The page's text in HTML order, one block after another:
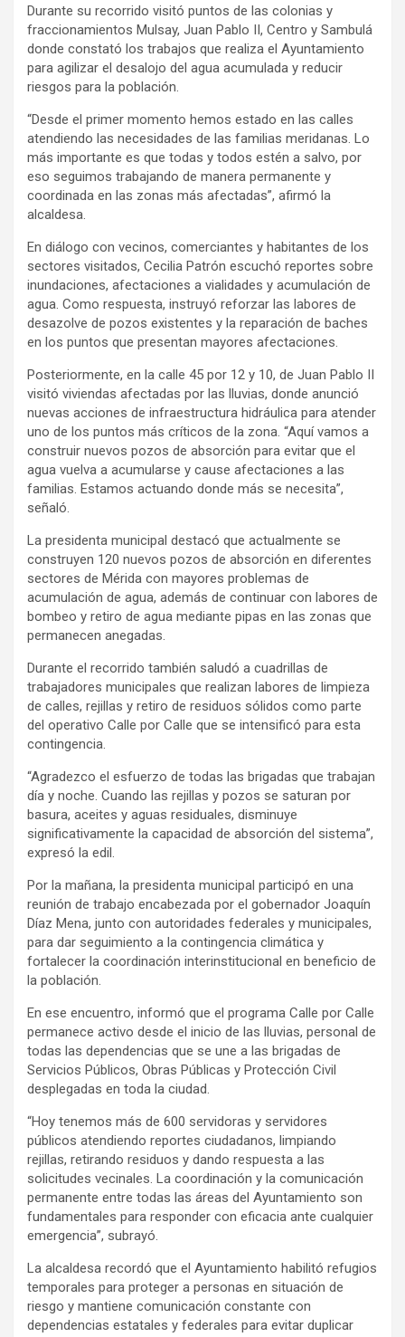
Durante su recorrido visitó puntos de las colonias y
fraccionamientos Mulsay, Juan Pablo II, Centro y Sambulá
donde constató los trabajos que realiza el Ayuntamiento
para agilizar el desalojo del agua acumulada y reducir
riesgos para la población.
“Desde el primer momento hemos estado en las calles
atendiendo las necesidades de las familias meridanas. Lo
más importante es que todas y todos estén a salvo, por
eso seguimos trabajando de manera permanente y
coordinada en las zonas más afectadas”, afirmó la
alcaldesa.
En diálogo con vecinos, comerciantes y habitantes de los
sectores visitados, Cecilia Patrón escuchó reportes sobre
inundaciones, afectaciones a vialidades y acumulación de
agua. Como respuesta, instruyó reforzar las labores de
desazolve de pozos existentes y la reparación de baches
en los puntos que presentan mayores afectaciones.
Posteriormente, en la calle 45 por 12 y 10, de Juan Pablo II
visitó viviendas afectadas por las lluvias, donde anunció
nuevas acciones de infraestructura hidráulica para atender
uno de los puntos más críticos de la zona. “Aquí vamos a
construir nuevos pozos de absorción para evitar que el
agua vuelva a acumularse y cause afectaciones a las
familias. Estamos actuando donde más se necesita”,
señaló.
La presidenta municipal destacó que actualmente se
construyen 120 nuevos pozos de absorción en diferentes
sectores de Mérida con mayores problemas de
acumulación de agua, además de continuar con labores de
bombeo y retiro de agua mediante pipas en las zonas que
permanecen anegadas.
Durante el recorrido también saludó a cuadrillas de
trabajadores municipales que realizan labores de limpieza
de calles, rejillas y retiro de residuos sólidos como parte
del operativo Calle por Calle que se intensificó para esta
contingencia.
“Agradezco el esfuerzo de todas las brigadas que trabajan
día y noche. Cuando las rejillas y pozos se saturan por
basura, aceites y aguas residuales, disminuye
significativamente la capacidad de absorción del sistema”,
expresó la edil.
Por la mañana, la presidenta municipal participó en una
reunión de trabajo encabezada por el gobernador Joaquín
Díaz Mena, junto con autoridades federales y municipales,
para dar seguimiento a la contingencia climática y
fortalecer la coordinación interinstitucional en beneficio de
la población.
En ese encuentro, informó que el programa Calle por Calle
permanece activo desde el inicio de las lluvias, personal de
todas las dependencias que se une a las brigadas de
Servicios Públicos, Obras Públicas y Protección Civil
desplegadas en toda la ciudad.
“Hoy tenemos más de 600 servidoras y servidores
públicos atendiendo reportes ciudadanos, limpiando
rejillas, retirando residuos y dando respuesta a las
solicitudes vecinales. La coordinación y la comunicación
permanente entre todas las áreas del Ayuntamiento son
fundamentales para responder con eficacia ante cualquier
emergencia”, subrayó.
La alcaldesa recordó que el Ayuntamiento habilitó refugios
temporales para proteger a personas en situación de
riesgo y mantiene comunicación constante con
dependencias estatales y federales para evitar duplicar